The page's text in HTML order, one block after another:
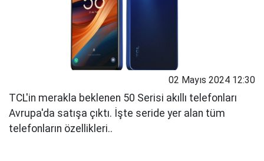
02 Mayıs 2024 12:30
TCL'in merakla beklenen 50 Serisi akıllı telefonları
Avrupa'da satışa çıktı. İşte seride yer alan tüm
telefonların özellikleri..